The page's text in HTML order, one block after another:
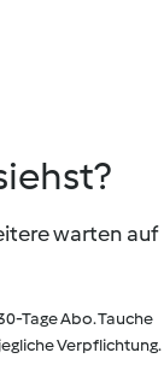
warten auf
Tage Abo. Tauche
Verpflichtung.